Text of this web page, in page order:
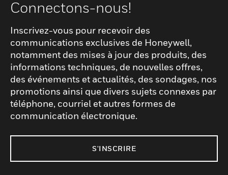
Connectons-nous!
Inscrivez-vous pour recevoir des
communications exclusives de Honeywell,
notamment des mises à jour des produits, des
informations techniques, de nouvelles offres,
des événements et actualités, des sondages, nos
promotions ainsi que divers sujets connexes par
téléphone, courriel et autres formes de
communication électronique.
S'INSCRIRE